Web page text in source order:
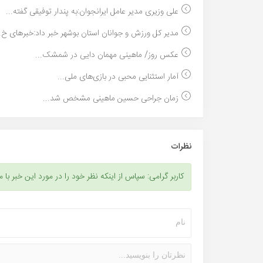
علی وزیری مدیر عامل ایرانجوان:به پندار توفیقی گفته...
مدیر کل ورزش و جوانان استان بوشهر خبر داد:خبرهای
عکس روز/ ماهینى مهمان دایى در شمشک...
آمار استثنایی محبی در بازی‌های ملی...
زمان جراحی حسین ماهینی مشخص شد...
نظرات
کاربر گرامی: سپاس از اینکه نظر خود را در مورد این خبر